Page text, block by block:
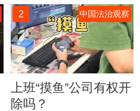
2 中国法治观察
上班“摸鱼”公司有权开
除吗？